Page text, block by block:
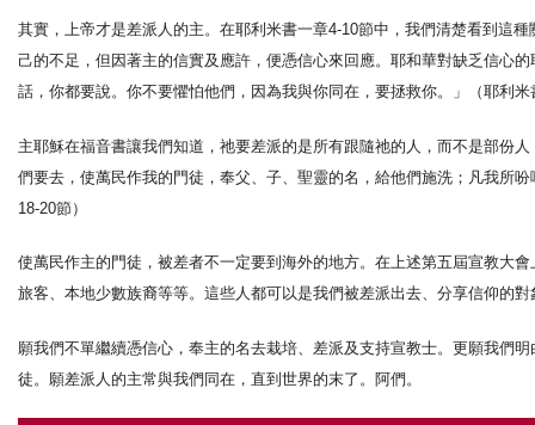
其實，上帝才是差派人的主。在耶利米書一章4-10節中，我們清楚看到這
己的不足，但因著主的信實及應許，便憑信心來回應。耶和華對缺乏信心
話，你都要說。你不要懼怕他們，因為我與你同在，要拯救你。」（耶利米
主耶穌在福音書讓我們知道，祂要差派的是所有跟隨祂的人，而不是部份
們要去，使萬民作我的門徒，奉父、子、聖靈的名，給他們施洗；凡我所
18-20節）
使萬民作主的門徒，被差者不一定要到海外的地方。在上述第五屆宣教大
旅客、本地少數族裔等等。這些人都可以是我們被差派出去、分享信仰的對
願我們不單繼續憑信心，奉主的名去栽培、差派及支持宣教士。更願我們
徒。願差派人的主常與我們同在，直到世界的末了。阿們。